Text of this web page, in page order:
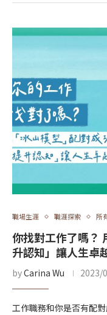
職場生涯 職涯探索 所
你找對工作了嗎？
升認知」讓人生卓
byCarina Wu 2023/
工作職務和你是否有配